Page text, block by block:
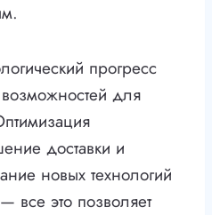
прогресс
для
доставки и
новых технологий
все это позволяет